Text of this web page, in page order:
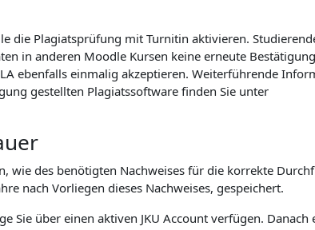
die Plagiatsprüfung mit Turnitin aktivieren.
in anderen Moodle Kursen keine erneute
ebenfalls einmalig akzeptieren. Weiterführende
gestellten Plagiatssoftware finden Sie unter
wie des benötigten Nachweises für die korrekte
nach Vorliegen dieses Nachweises, gespeichert.
Sie über einen aktiven JKU Account verfügen.